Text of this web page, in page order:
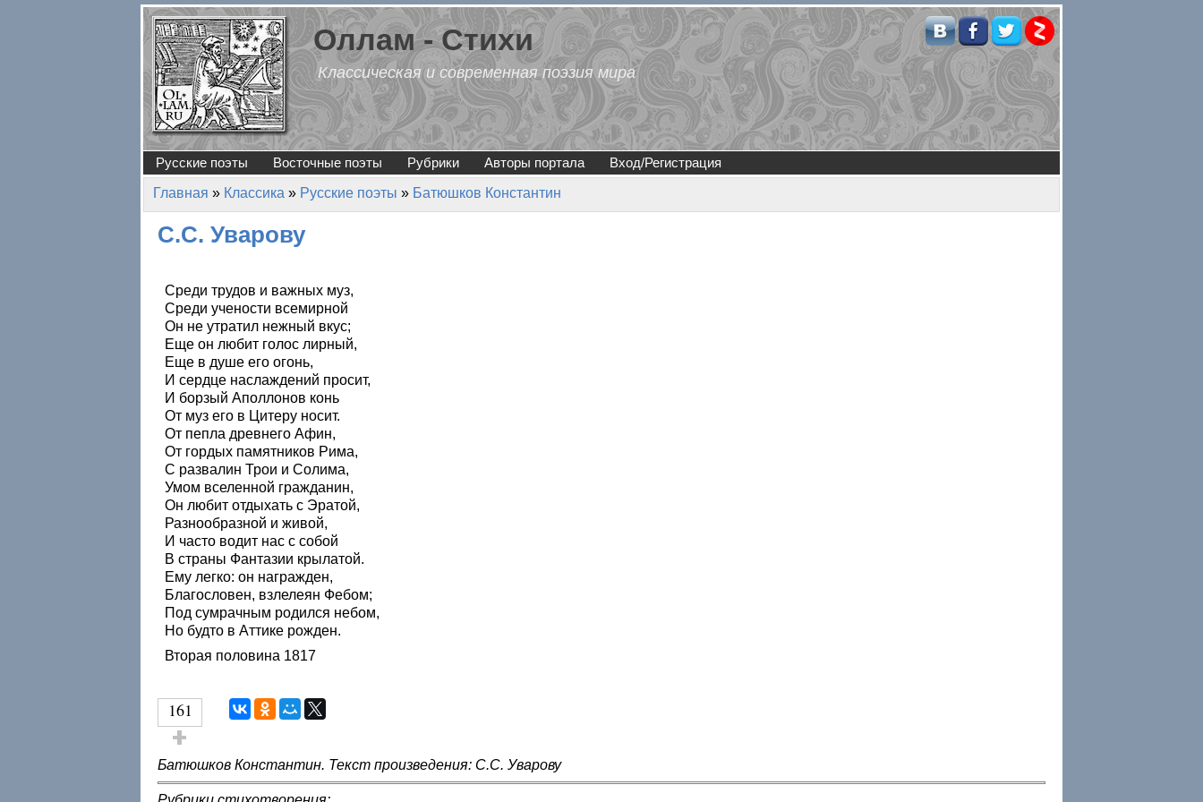
Перейти к основному содержанию
Оллам - Стихи
Классическая и современная поэзия мира
Русские поэты Восточные поэты Рубрики Авторы портала Вход/Регистрация
Вы здесь
Главная » Классика » Русские поэты » Батюшков Константин
С.С. Уварову
Среди трудов и важных муз,
Среди учености всемирной
Он не утратил нежный вкус;
Еще он любит голос лирный,
Еще в душе его огонь,
И сердце наслаждений просит,
И борзый Аполлонов конь
От муз его в Цитеру носит.
От пепла древнего Афин,
От гордых памятников Рима,
С развалин Трои и Солима,
Умом вселенной гражданин,
Он любит отдыхать с Эратой,
Разнообразной и живой,
И часто водит нас с собой
В страны Фантазии крылатой.
Ему легко: он награжден,
Благословен, взлелеян Фебом;
Под сумрачным родился небом,
Но будто в Аттике рожден.
Вторая половина 1817
161
Голос за!
Батюшков Константин. Текст произведения: С.С. Уварову